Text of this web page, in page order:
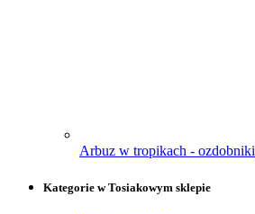
Arbuz w tropikach - ozdobniki
Kategorie w Tosiakowym sklepie